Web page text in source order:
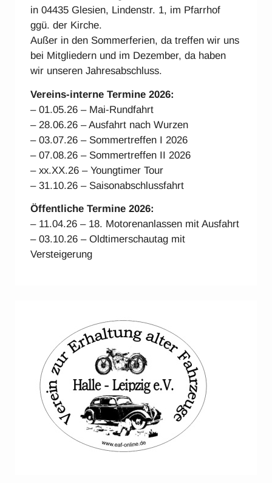
in 04435 Glesien, Lindenstr. 1, im Pfarrhof
ggü. der Kirche.
Außer in den Sommerferien, da treffen wir uns
bei Mitgliedern und im Dezember, da haben
wir unseren Jahresabschluss.
Vereins-interne Termine 2026:
– 01.05.26 – Mai-Rundfahrt
– 28.06.26 – Ausfahrt nach Wurzen
– 03.07.26 – Sommertreffen I 2026
– 07.08.26 – Sommertreffen II 2026
– xx.XX.26 – Youngtimer Tour
– 31.10.26 – Saisonabschlussfahrt
Öffentliche Termine 2026:
– 11.04.26 – 18. Motorenanlassen mit Ausfahrt
– 03.10.26 – Oldtimerschautag mit
Versteigerung